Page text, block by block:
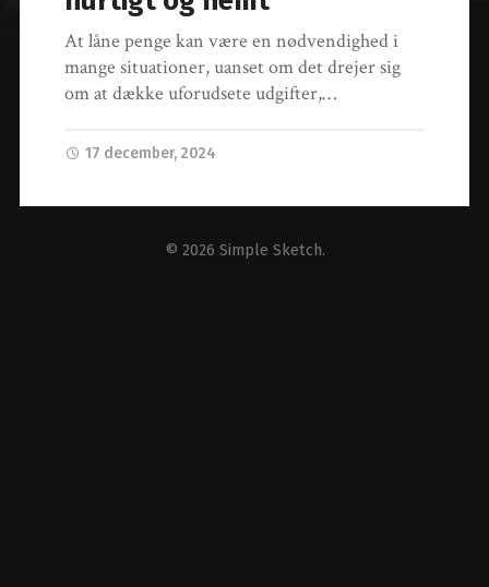
At låne penge kan være en nødvendighed i
mange situationer, uanset om det drejer sig
om at dække uforudsete udgifter,…
17 december, 2024
© 2026 Simple Sketch.